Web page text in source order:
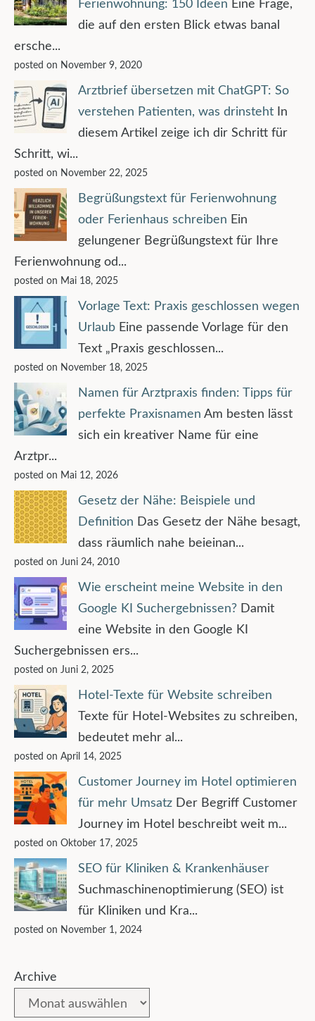
Ferienwohnung: 150 Ideen Eine Frage,
die auf den ersten Blick etwas banal
ersche...
posted on November 9, 2020
Arztbrief übersetzen mit ChatGPT: So
verstehen Patienten, was drinsteht
In
diesem Artikel zeige ich dir Schritt für
Schritt, wi...
posted on November 22, 2025
Begrüßungstext für Ferienwohnung
oder Ferienhaus schreiben Ein
gelungener Begrüßungstext für Ihre
Ferienwohnung od...
posted on Mai 18, 2025
Vorlage Text: Praxis geschlossen wegen
Urlaub Eine passende Vorlage für den
Text „Praxis geschlossen...
posted on November 18, 2025
Namen für Arztpraxis finden: Tipps für
perfekte Praxisnamen Am besten lässt
sich ein kreativer Name für eine
Arztpr...
posted on Mai 12, 2026
Gesetz der Nähe: Beispiele und
Definition Das Gesetz der Nähe besagt,
dass räumlich nahe beieinan...
posted on Juni 24, 2010
Wie erscheint meine Website in den
Google KI Suchergebnissen? Damit
eine Website in den Google KI
Suchergebnissen ers...
posted on Juni 2, 2025
Hotel-Texte für Website schreiben
Texte für Hotel-Websites zu schreiben,
bedeutet mehr al...
posted on April 14, 2025
Customer Journey im Hotel optimieren
für mehr Umsatz Der Begriff Customer
Journey im Hotel beschreibt weit m...
posted on Oktober 17, 2025
SEO für Kliniken & Krankenhäuser
Suchmaschinenoptimierung (SEO) ist
für Kliniken und Kra...
posted on November 1, 2024
Archive